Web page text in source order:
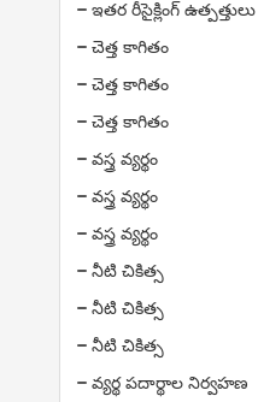
ఇతర రీసైక్లింగ్ ఉత్పత్తులు
చెత్త కాగితం
చెత్త కాగితం
చెత్త కాగితం
వస్త్ర వ్యర్థం
వస్త్ర వ్యర్థం
వస్త్ర వ్యర్థం
నీటి చికిత్స
నీటి చికిత్స
నీటి చికిత్స
వ్యర్థ పదార్థాల నిర్వహణ